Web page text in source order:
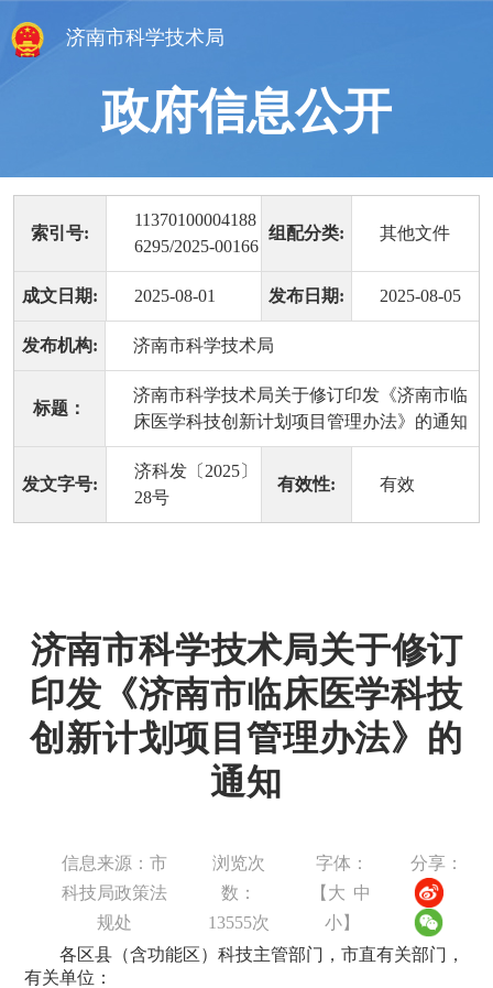
济南市科学技术局
政府信息公开
索引号:
11370100004188
6295/2025-00166
组配分类: 其他文件
成文日期: 2025-08-01 发布日期: 2025-08-05
发布机构: 济南市科学技术局
标题：
济南市科学技术局关于修订印发《济南市临
床医学科技创新计划项目管理办法》的通知
发文字号:
济科发〔2025〕
28号
有效性: 有效
济南市科学技术局关于修订
印发《济南市临床医学科技
创新计划项目管理办法》的
通知
信息来源：市
科技局政策法
规处
浏览次
数：
13555次
字体：
【 大 中
小】
分享：
各区县（含功能区）科技主管部门，市直有关部门，
有关单位：